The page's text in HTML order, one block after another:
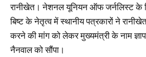
रानीखेत। नेशनल यूनियन ऑफ जर्नलिस्ट के
बिष्ट के नेतृत्व में स्थानीय पत्रकारों ने
करने की मांग को लेकर मुख्यमंत्री के नाम
नैनवाल को सौंपा।